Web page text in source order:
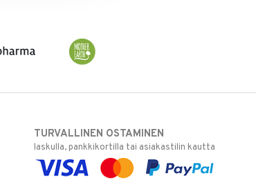
TURVALLINEN OSTAMINEN
laskulla, pankkikortilla tai asiakastilin kautta